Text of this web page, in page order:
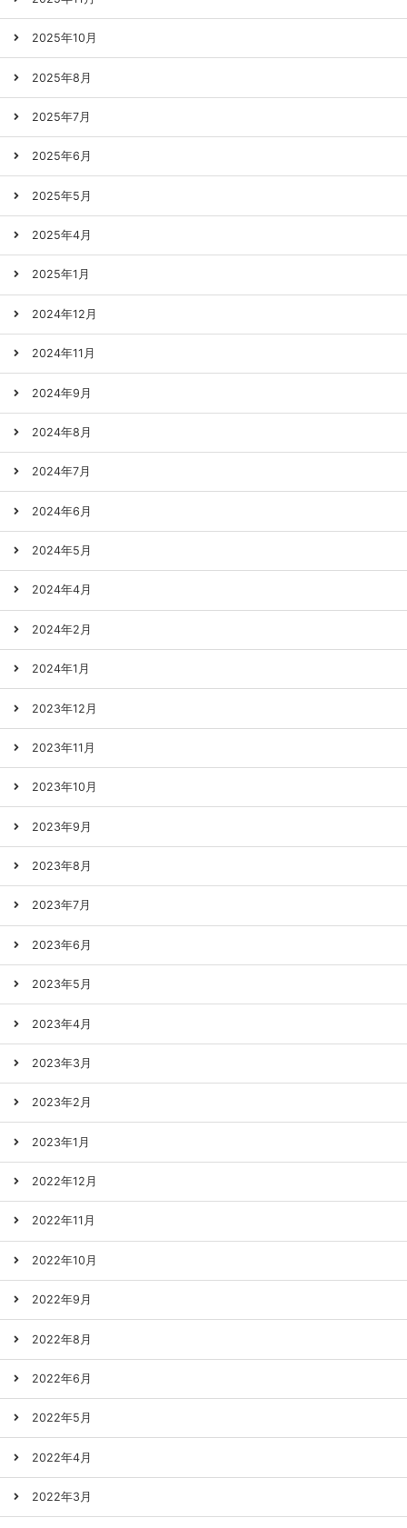
2025年10月
2025年8月
2025年7月
2025年6月
2025年5月
2025年4月
2025年1月
2024年12月
2024年11月
2024年9月
2024年8月
2024年7月
2024年6月
2024年5月
2024年4月
2024年2月
2024年1月
2023年12月
2023年11月
2023年10月
2023年9月
2023年8月
2023年7月
2023年6月
2023年5月
2023年4月
2023年3月
2023年2月
2023年1月
2022年12月
2022年11月
2022年10月
2022年9月
2022年8月
2022年6月
2022年5月
2022年4月
2022年3月